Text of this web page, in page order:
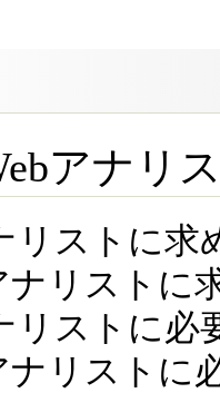
アナリ
リストに
ナリストに
リストに必
ナリストに